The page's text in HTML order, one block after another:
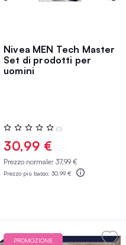
Nivea MEN Tech Master
Set di prodotti per
uomini
Valutazione:
0%
(0)
30,99 €
Prezzo normale: 37,99 €
Prezzo più basso: 30,99 €
PROMOZIONE